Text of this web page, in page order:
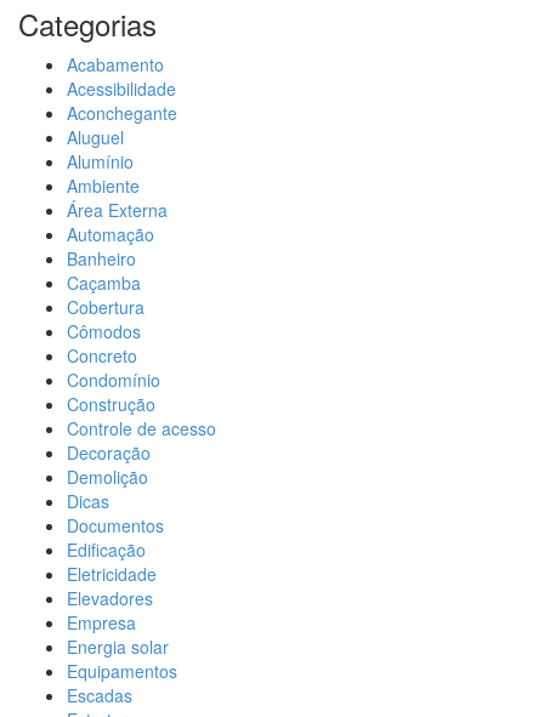
Categorias
Acabamento
Acessibilidade
Aconchegante
Aluguel
Alumínio
Ambiente
Área Externa
Automação
Banheiro
Caçamba
Cobertura
Cômodos
Concreto
Condomínio
Construção
Controle de acesso
Decoração
Demolição
Dicas
Documentos
Edificação
Eletricidade
Elevadores
Empresa
Energia solar
Equipamentos
Escadas